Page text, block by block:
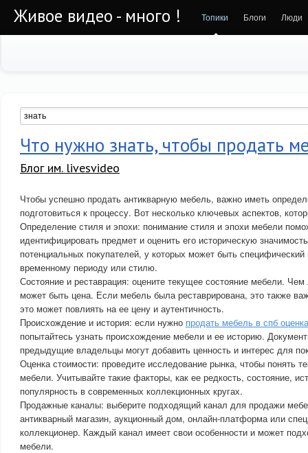
Живое видео - много ! Топики Блоги Люди
Что нужно знать, чтобы продать
Блог им. livesvideo
Чтобы успешно продать антикварную мебель, важно иметь
подготовиться к процессу. Вот несколько ключевых аспектов,
Определение стиля и эпохи: понимание стиля и эпохи мебели
идентифицировать предмет и оценить его историческую
потенциальных покупателей, у которых может быть
временному периоду или стилю.
Состояние и реставрация: оцените текущее состояние мебели.
может быть цена. Если мебель была реставрирована, это также
это может повлиять на ее цену и аутентичность.
Происхождение и история: если нужно продать мебель в спб оценка
попытайтесь узнать происхождение мебели и ее историю.
предыдущие владельцы могут добавить ценность и интерес для
Оценка стоимости: проведите исследование рынка, чтобы понять
мебели. Учитывайте такие факторы, как ее редкость, состояние,
популярность в современных коллекционных кругах.
Продажные каналы: выберите подходящий канал для продажи
антикварный магазин, аукционный дом, онлайн-платформа или
коллекционер. Каждый канал имеет свои особенности и может
мебели.